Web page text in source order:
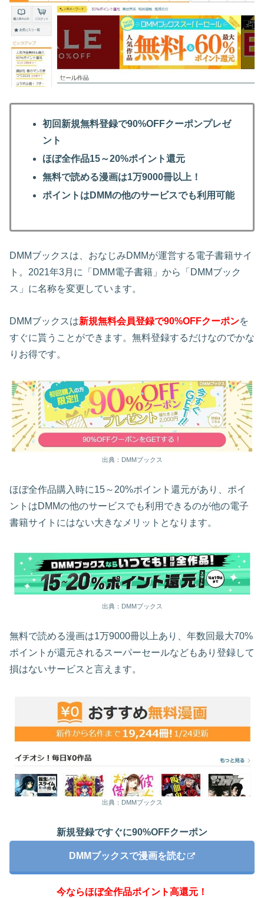
初回新規無料登録で90%OFFクーポンプレゼ
ント
ほぼ全作品15～20%ポイント還元
無料で読める漫画は1万9000冊以上！
ポイントはDMMの他のサービスでも利用可能
DMMブックスは、おなじみDMMが運営する電子書籍サイ
ト。2021年3月に「DMM電子書籍」から「DMMブック
ス」に名称を変更しています。
DMMブックスは新規無料会員登録で90%OFFクーポンを
すぐに貰うことができます。無料登録するだけなのでかな
りお得です。
出典：DMMブックス
ほぼ全作品購入時に15～20%ポイント還元があり、ポイ
ントはDMMの他のサービスでも利用できるのが他の電子
書籍サイトにはない大きなメリットとなります。
出典：DMMブックス
無料で読める漫画は1万9000冊以上あり、年数回最大70%
ポイントが還元されるスーパーセールなどもあり登録して
損はないサービスと言えます。
出典：DMMブックス
新規登録ですぐに90%OFFクーポン
DMMブックスで漫画を読む
今ならほぼ全作品ポイント高還元！